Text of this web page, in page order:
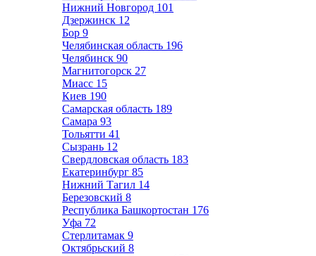
Нижний Новгород 101
Дзержинск 12
Бор 9
Челябинская область 196
Челябинск 90
Магнитогорск 27
Миасс 15
Киев 190
Самарская область 189
Самара 93
Тольятти 41
Сызрань 12
Свердловская область 183
Екатеринбург 85
Нижний Тагил 14
Березовский 8
Республика Башкортостан 176
Уфа 72
Стерлитамак 9
Октябрьский 8